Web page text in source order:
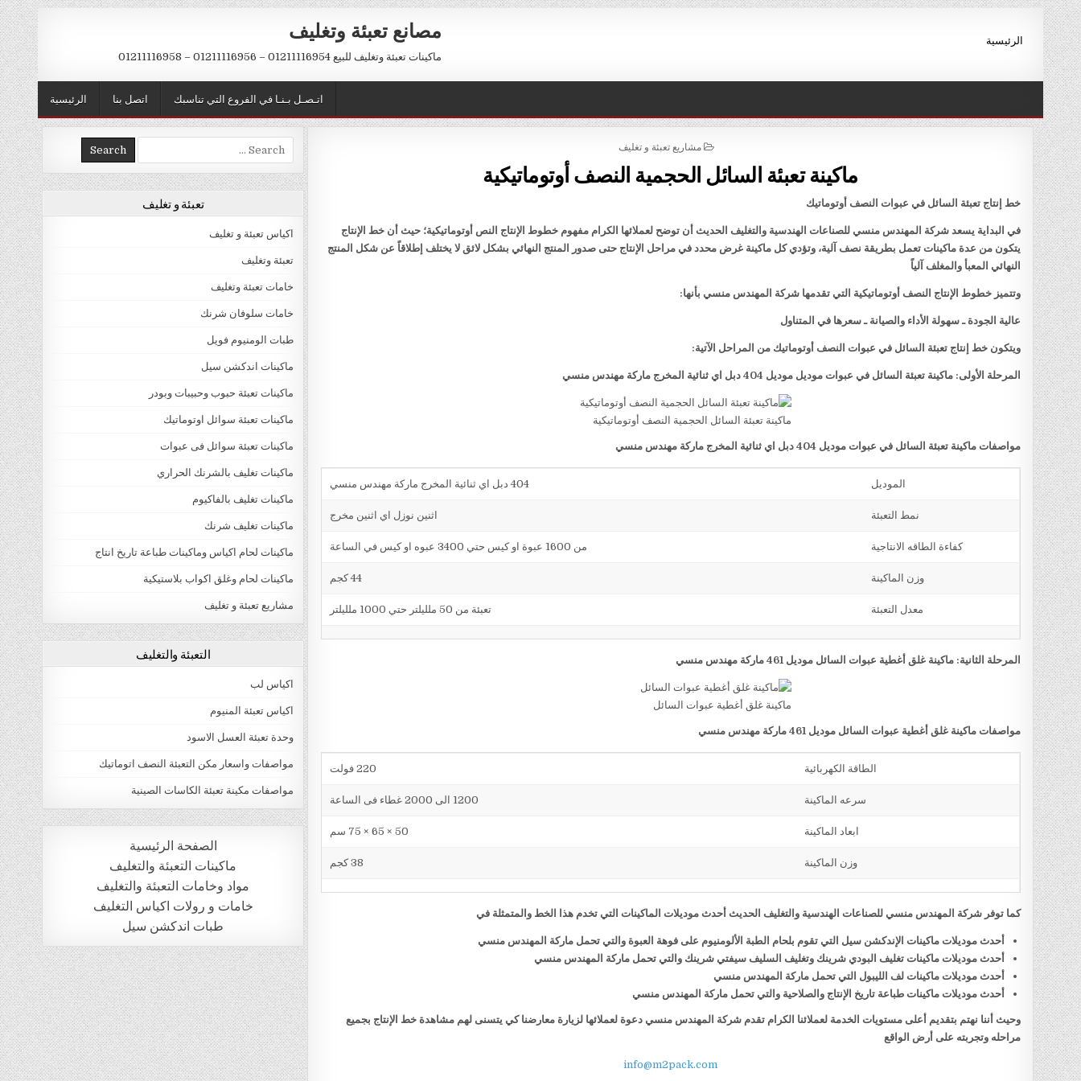
Skip
to
content
مصانع تعبئة وتغليف
ماكينات تعبئة وتغليف للبيع 01211116954 – 01211116956 – 01211116958
الرئيسية
الرئيسية اتصل بنا اتـصـل بـنـا في الفروع التي تناسبك
POSTED
مشاريع تعبئة و تغليف
ماكينة تعبئة السائل الحجمية النصف أوتوماتيكية
خط إنتاج تعبئة السائل في عبوات النصف أوتوماتيك
في البداية يسعد شركة المهندس منسي للصناعات الهندسية والتغليف الحديث أن توضح لعملائها الكرام مفهوم خطوط الإنتاج النص أوتوماتيكية؛ حيث أن خط الإنتاج
يتكون من عدة ماكينات تعمل بطريقة نصف آلية، وتؤدي كل ماكينة غرض محدد في مراحل الإنتاج حتى صدور المنتج النهائي بشكل لائق لا يختلف إطلاقاً عن شكل المنتج
النهائي المعبأ والمغلف آلياً
وتتميز خطوط الإنتاج النصف أوتوماتيكية التي تقدمها شركة المهندس منسي بأنها:
عالية الجودة ـ سهولة الأداء والصيانة ـ سعرها في المتناول
ويتكون خط إنتاج تعبئة السائل في عبوات النصف أوتوماتيك من المراحل الآتية:
المرحلة الأولى: ماكينة تعبئة السائل في عبوات موديل موديل 404 دبل اي ثنائية المخرج ماركة مهندس منسي
ماكينة تعبئة السائل الحجمية النصف أوتوماتيكية
مواصفات ماكينة تعبئة السائل في عبوات موديل 404 دبل اي ثنائية المخرج ماركة مهندس منسي
الموديل 404 دبل اي ثنائية المخرج ماركة مهندس منسي
نمط التعبئة اثنين نوزل اي اثنين مخرج
كفاءة الطاقه الانتاجية من 1600 عبوة او كيس حتي 3400 عبوه او كيس في الساعة
وزن الماكينة 44 كجم
معدل التعبئة تعبئة من 50 ملليلتر حتي 1000 ملليلتر
المرحلة الثانية: ماكينة غلق أغطية عبوات السائل موديل 461 ماركة مهندس منسي
ماكينة غلق أغطية عبوات السائل
مواصفات ماكينة غلق أغطية عبوات السائل موديل 461 ماركة مهندس منسي
الطاقة الكهربائية 220 فولت
سرعه الماكينة 1200 الى 2000 غطاء فى الساعة
ابعاد الماكينة 50 × 65 × 75 سم
وزن الماكينة 38 كجم
كما توفر شركة المهندس منسي للصناعات الهندسية والتغليف الحديث أحدث موديلات الماكينات التي تخدم هذا الخط والمتمثلة في
أحدث موديلات ماكينات الإندكشن سيل التي تقوم بلحام الطبة الألومنيوم على فوهة العبوة والتي تحمل ماركة المهندس منسي
أحدث موديلات ماكينات تغليف البودي شرينك وتغليف السليف سيفتي شرينك والتي تحمل ماركة المهندس منسي
أحدث موديلات ماكينات لف الليبول التي تحمل ماركة المهندس منسي
أحدث موديلات ماكينات طباعة تاريخ الإنتاج والصلاحية والتي تحمل ماركة المهندس منسي
وحيث أننا نهتم بتقديم أعلى مستويات الخدمة لعملائنا الكرام تقدم شركة المهندس منسي دعوة لعملائها لزيارة معارضنا كي يتسنى لهم مشاهدة خط الإنتاج بجميع
مراحله وتجربته على أرض الواقع
info@m2pack.com
Search
for:
تعبئة و تغليف
اكياس تعبئة و تغليف
تعبئة وتغليف
خامات تعبئة وتغليف
خامات سلوفان شرنك
طبات الومنيوم فويل
ماكينات اندكشن سيل
ماكينات تعبئة حبوب وحبيبات وبودر
ماكينات تعبئة سوائل اوتوماتيك
ماكينات تعبئة سوائل فى عبوات
ماكينات تغليف بالشرنك الحراري
ماكينات تغليف بالفاكيوم
ماكينات تغليف شرنك
ماكينات لحام اكياس وماكينات طباعة تاريخ انتاج
ماكينات لحام وغلق اكواب بلاستيكية
مشاريع تعبئة و تغليف
التعبئة والتغليف
اكياس لب
اكياس تعبئة المنيوم
وحدة تعبئة العسل الاسود
مواصفات واسعار مكن التعبئة النصف اتوماتيك
مواصفات مكينة تعبئة الكاسات الصينية
الصفحة الرئيسية
ماكينات التعبئة والتغليف
مواد وخامات التعبئة والتغليف
خامات و رولات اكياس التغليف
طبات اندكشن سيل